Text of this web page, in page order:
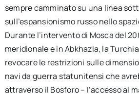
sempre camminato su una linea
sull’espansionismo russo nello
Durante l’intervento di Mosca del
meridionale e in Abkhazia, la
revocare le restrizioni sulle
navi da guerra statunitensi che
attraverso il Bosforo – l’accesso al